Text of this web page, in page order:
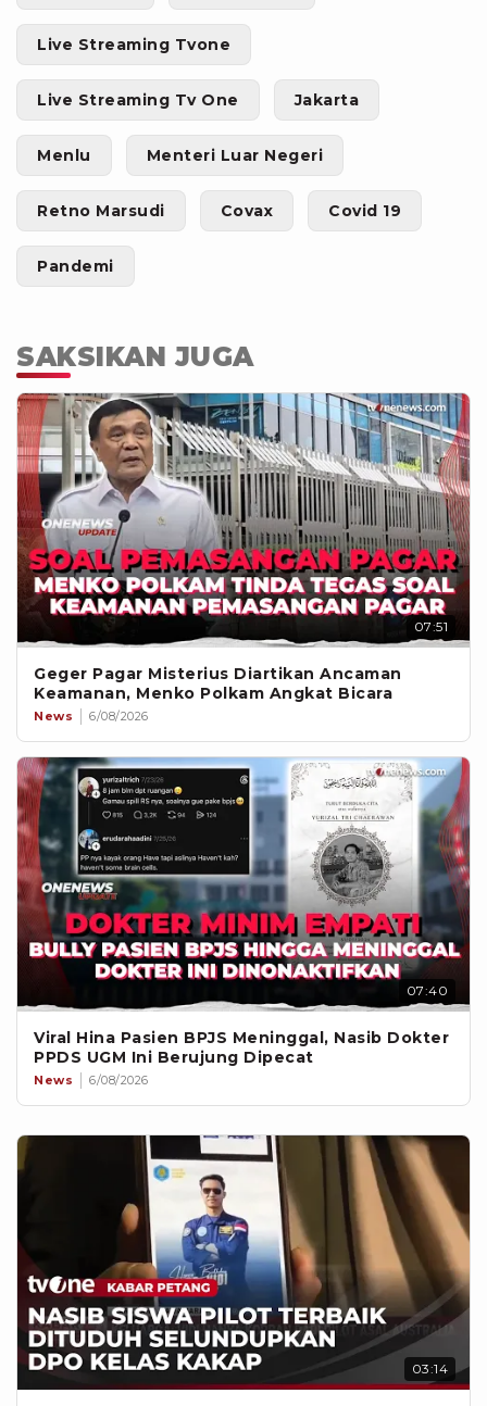
Live Streaming Tvone
Live Streaming Tv One Jakarta
Menlu Menteri Luar Negeri
Retno Marsudi Covax Covid 19
Pandemi
SAKSIKAN JUGA
07:51
Geger Pagar Misterius Diartikan Ancaman
Keamanan, Menko Polkam Angkat Bicara
News 6/08/2026
07:40
Viral Hina Pasien BPJS Meninggal, Nasib Dokter
PPDS UGM Ini Berujung Dipecat
News 6/08/2026
03:14